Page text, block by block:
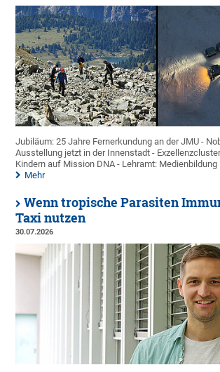
Jubiläum: 25 Jahre Fernerkundung an der JMU -
Ausstellung jetzt in der Innenstadt -
Kindern auf Mission DNA - Lehramt:
Mehr
Wenn tropische Parasiten
Taxi nutzen
30.07.2026